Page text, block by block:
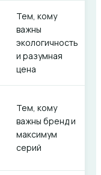
Тем, кому
важны
экологичность
и разумная
цена
Тем, кому
важны бренд и
максимум
серий